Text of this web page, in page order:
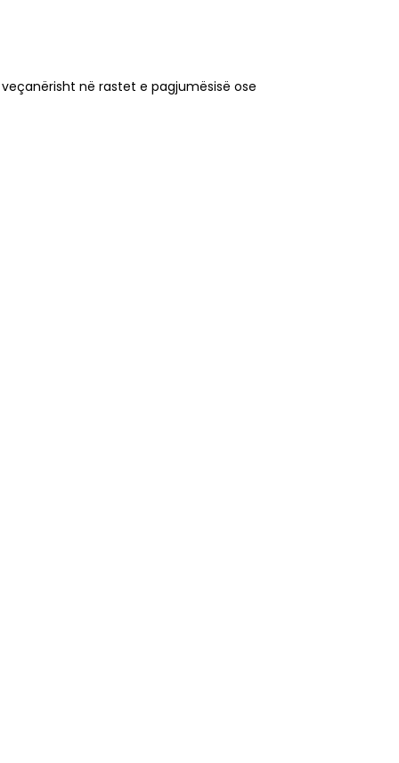
në rastet e pagjumësisë ose